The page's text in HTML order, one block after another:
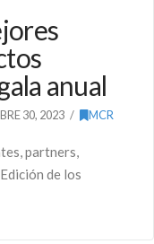
anual
30, 2023 MCR
partners,
de los